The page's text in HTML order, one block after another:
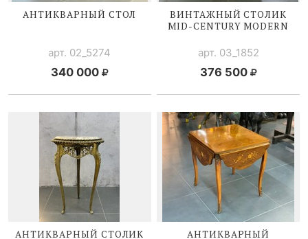
АНТИКВАРНЫЙ СТОЛ
арт. 02_5274
340 000
ВИНТАЖНЫЙ СТОЛИК
MID-CENTURY MODERN
арт. 03_1852
376 500
АНТИКВАРНЫЙ СТОЛИК
АНТИКВАРНЫЙ